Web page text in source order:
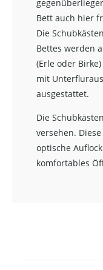
Bett auch hier
Die
Bettes werden
(Erle oder
mit
ausgestattet.
Die
versehen.
optische
komfortables